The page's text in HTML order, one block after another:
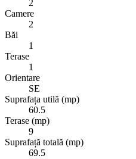
2
Camere
2
Băi
1
Terase
1
Orientare
SE
Suprafața utilă (mp)
60.5
Terase (mp)
9
Suprafață totală (mp)
69.5